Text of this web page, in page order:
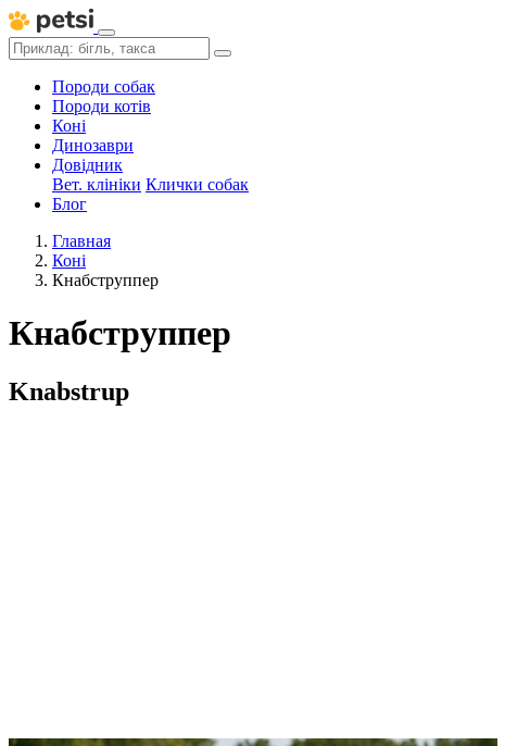
Породи собак
Породи котів
Коні
Динозаври
Довідник
Вет. клініки Клички собак
Блог
Главная
Коні
Кнабструппер
Кнабструппер
Knabstrup